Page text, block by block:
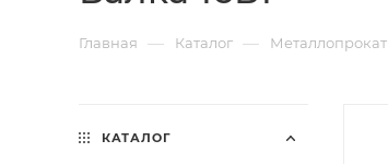
Главная — Каталог — Металлопрокат
КАТАЛОГ